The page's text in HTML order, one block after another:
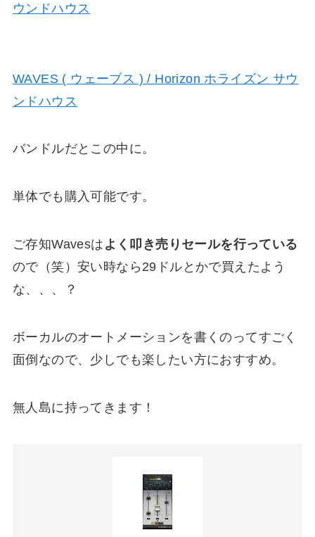
WAVES ( ウェーブス ) / Horizon ホライズン サウ
ンドハウス
バンドルだとこの中に。
単体でも購入可能です。
ご存知Wavesは よく叩き売りセールを行っている
ので（笑）安い時なら29ドルとかで買えたよう
な、、、？
ボーカルのオートメーションを書くのってすごく
面倒なので、少しでも楽したい方におすすめ。
無人島に持ってきます！